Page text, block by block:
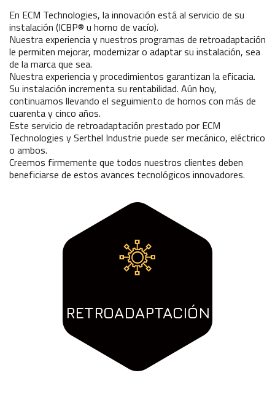
En ECM Technologies, la innovación está al servicio de su
instalación (ICBP® u horno de vacío).
Nuestra experiencia y nuestros programas de retroadaptación
le permiten mejorar, modernizar o adaptar su instalación, sea
de la marca que sea.
Nuestra experiencia y procedimientos garantizan la eficacia.
Su instalación incrementa su rentabilidad. Aún hoy,
continuamos llevando el seguimiento de hornos con más de
cuarenta y cinco años.
Este servicio de retroadaptación prestado por ECM
Technologies y Serthel Industrie puede ser mecánico, eléctrico
o ambos.
Creemos firmemente que todos nuestros clientes deben
beneficiarse de estos avances tecnológicos innovadores.
RETROADAPTACIÓN